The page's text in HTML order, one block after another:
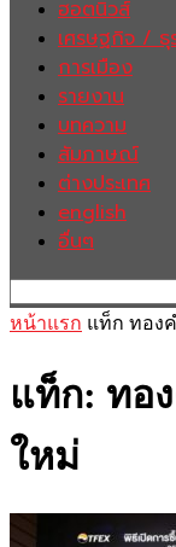
ฮอตนิวส์
เศรษฐกิจ /
การเมือง
รายงาน
บทความ
สัมภาษณ์
ต่างประเทศ
english
อื่นๆ
หน้าแรก แท็ก ทอง
แท็ก: ทอ
ใหม่